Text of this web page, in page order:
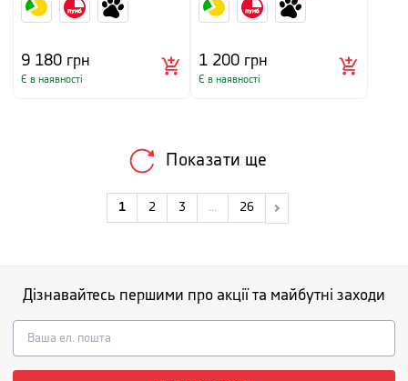
9 180 грн
Є в наявності
1 200 грн
Є в наявності
Показати ще
1 2 3 ... 26
Дізнавайтесь першими про акції та майбутні заходи